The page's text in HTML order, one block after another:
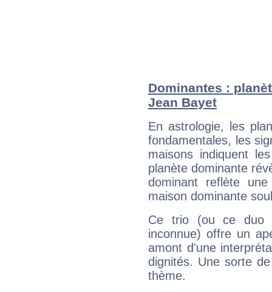
Dominantes :
Jean Bayet
En astrologie, les
fondamentales, les
maisons indiquent
planète dominante
dominant reflète
maison dominante
Ce trio (ou ce duo
inconnue) offre un
amont d'une
dignités. Une sorte
thème.